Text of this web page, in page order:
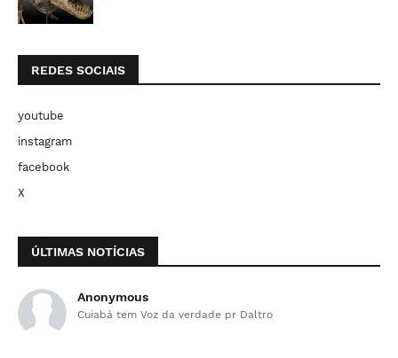
REDES SOCIAIS
youtube
instagram
facebook
X
ÚLTIMAS NOTÍCIAS
Anonymous
Cuiabá tem Voz da verdade pr Daltro